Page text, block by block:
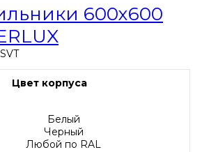
600х600
Цвет корпуса
Белый
Черный
Любой по RAL